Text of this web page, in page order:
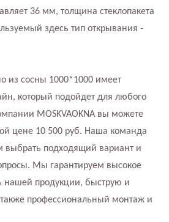
36 мм, толщина стеклопакета
здесь тип открывания -
из сосны 1000*1000 имеет
который подойдет для любого
MOSKVAOKNA вы можете
цене 10 500 руб. Наша команда
выбрать подходящий вариант и
Мы гарантируем высокое
нашей продукции, быструю и
профессиональный монтаж и